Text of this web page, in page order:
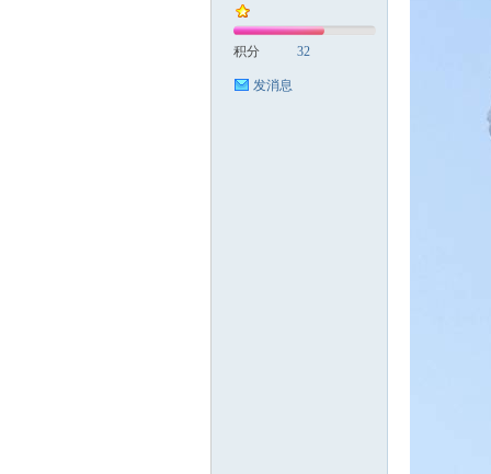
积分 32
发消息